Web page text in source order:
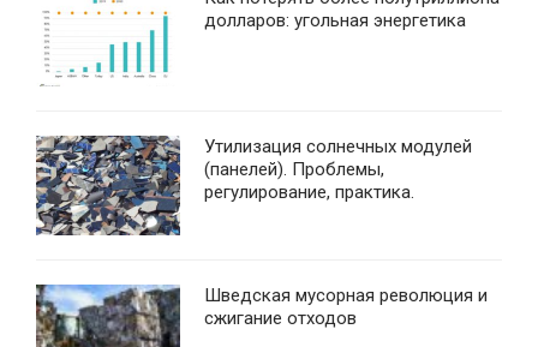
долларов: угольная энергетика
Утилизация солнечных модулей
(панелей). Проблемы,
регулирование, практика.
Шведская мусорная революция и
сжигание отходов